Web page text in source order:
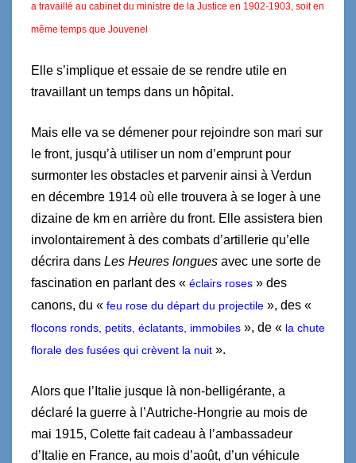
a travaillé au cabinet du ministre de la Justice en 1902-1903, soit en
même temps que Jouvenel
Elle s’implique et essaie de se rendre utile en
travaillant un temps dans un hôpital.
Mais elle va se démener pour rejoindre son mari sur
le front, jusqu’à utiliser un nom d’emprunt pour
surmonter les obstacles et parvenir ainsi à Verdun
en décembre 1914 où elle trouvera à se loger à une
dizaine de km en arrière du front. Elle assistera bien
involontairement à des combats d’artillerie qu’elle
décrira dans Les Heures longues avec une sorte de
fascination en parlant des « éclairs roses » des
canons, du « feu rose du départ du projectile », des «
flocons ronds, petits, éclatants, immobiles », de « la chute
florale des fusées qui crèvent la nuit ».
Alors que l’Italie jusque là non-belligérante, a
déclaré la guerre à l’Autriche-Hongrie au mois de
mai 1915, Colette fait cadeau à l’ambassadeur
d’Italie en France, au mois d’août, d’un véhicule